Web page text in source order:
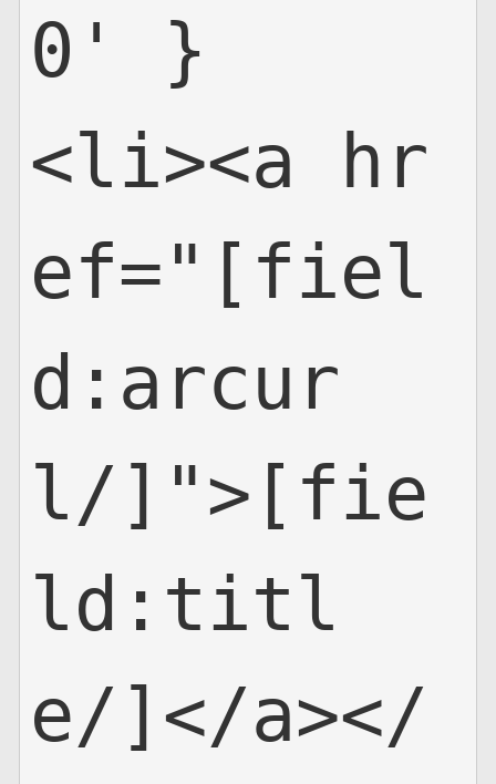
0' }
<li><a hr
ef="[fiel
d:arcur
l/]">[fie
ld:titl
e/]</a></